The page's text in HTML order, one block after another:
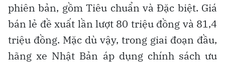
phiên bản, gồm Tiêu chuẩn và Đặc biệt. Giá
bán lẻ đề xuất lần lượt 80 triệu đồng và 81,4
triệu đồng. Mặc dù vậy, trong giai đoạn đầu,
hãng xe Nhật Bản áp dụng chính sách ưu